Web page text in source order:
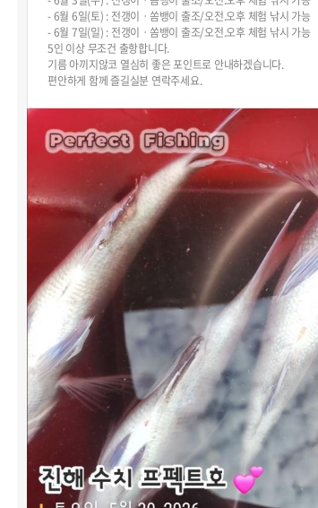
- 6월 6일(토) : 전갱이ㆍ쏨뱅이 출조/오전.오후 체험 낚시 가능
- 6월 7일(일) : 전갱이ㆍ쏨뱅이 출조/오전.오후 체험 낚시 가능
5인 이상 무조건 출항합니다.
기름 아끼지않코 열심히 좋은 포인트로 안내하겠습니다.
편안하게 함께 즐길실분 연락주세요.